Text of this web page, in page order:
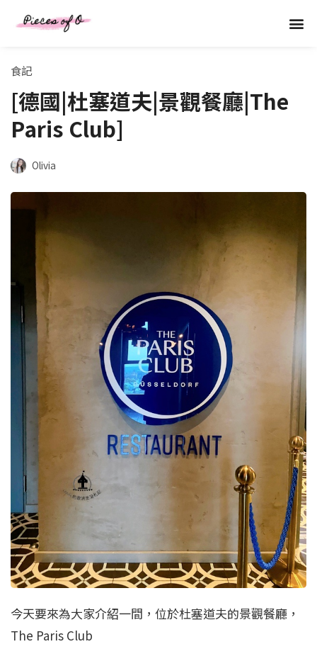
選
食記
[德國|杜塞道夫|景觀餐廳|The
Paris Club]
Olivia
今天要來為大家介紹一間，位於杜塞道夫的景觀餐廳，
The Paris Club